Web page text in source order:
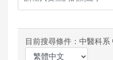
目前搜尋條件：中醫科系